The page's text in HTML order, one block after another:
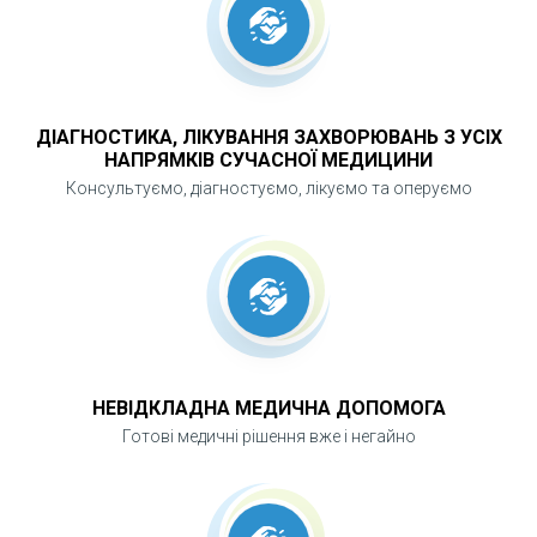
слизової. Своєчасне звернення до лікарні
дозволяє зупинити патологічний процес,
відновити функцію носа та уникнути
постійного використання крапель.
ДІАГНОСТИКА, ЛІКУВАННЯ ЗАХВОРЮВАНЬ З УСІХ
НАПРЯМКІВ СУЧАСНОЇ МЕДИЦИНИ
Консультуємо, діагностуємо, лікуємо та оперуємо
НЕВІДКЛАДНА МЕДИЧНА ДОПОМОГА
Готові медичні рішення вже і негайно